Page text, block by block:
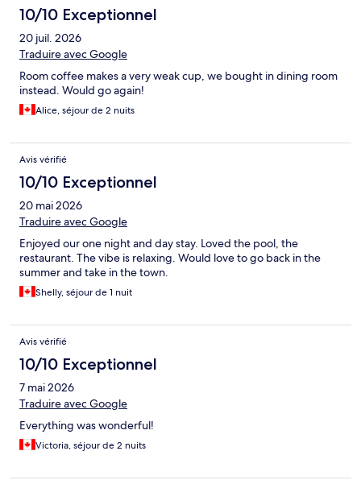
10/10 Exceptionnel
20 juil. 2026
Traduire avec Google
Room coffee makes a very weak cup, we bought in dining room
instead. Would go again!
Alice, séjour de 2 nuits
Avis vérifié
10/10 Exceptionnel
20 mai 2026
Traduire avec Google
Enjoyed our one night and day stay. Loved the pool, the
restaurant. The vibe is relaxing. Would love to go back in the
summer and take in the town.
Shelly, séjour de 1 nuit
Avis vérifié
10/10 Exceptionnel
7 mai 2026
Traduire avec Google
Everything was wonderful!
Victoria, séjour de 2 nuits